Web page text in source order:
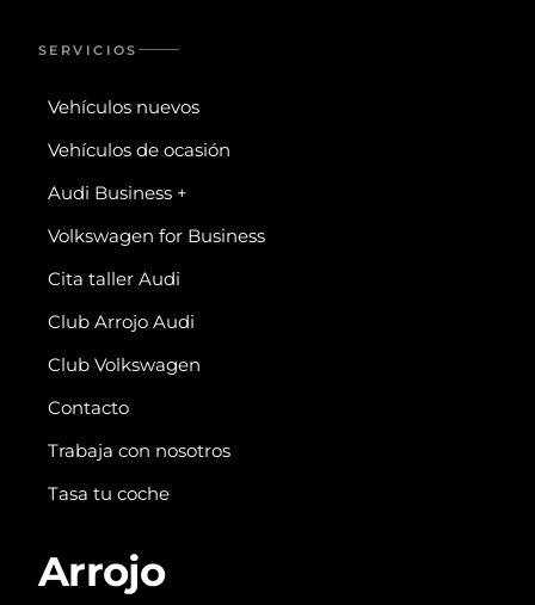
SERVICIOS
Vehículos nuevos
Vehículos de ocasión
Audi Business +
Volkswagen for Business
Cita taller Audi
Club Arrojo Audi
Club Volkswagen
Contacto
Trabaja con nosotros
Tasa tu coche
Arrojo